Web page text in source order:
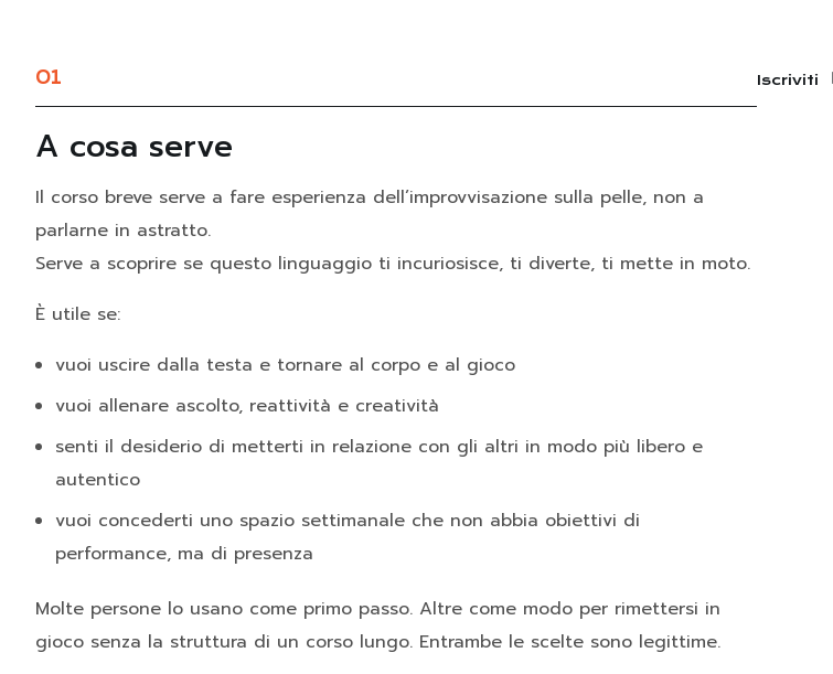
01
A cosa serve
Il corso breve serve a fare esperienza dell’improvvisazione sulla pelle, non a
parlarne in astratto.
Serve a scoprire se questo linguaggio ti incuriosisce, ti diverte, ti mette in moto.
È utile se:
vuoi uscire dalla testa e tornare al corpo e al gioco
vuoi allenare ascolto, reattività e creatività
senti il desiderio di metterti in relazione con gli altri in modo più libero e
autentico
vuoi concederti uno spazio settimanale che non abbia obiettivi di
performance, ma di presenza
Molte persone lo usano come primo passo. Altre come modo per rimettersi in
gioco senza la struttura di un corso lungo. Entrambe le scelte sono legittime.
Iscriviti